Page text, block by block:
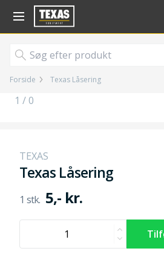
Gå til kurv (
Forside Texas Låsering
1 / 0
TEXAS
Texas Låsering
5,- kr.